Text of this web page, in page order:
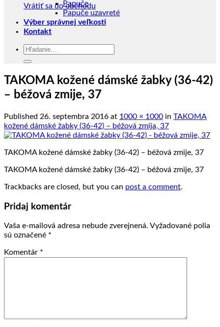
Vrátiť sa do obchodu
Papuče
Papuče uzavreté
Výber správnej veľkosti
Kontakt
Hľadať:
TAKOMA kožené dámské žabky (36-42)
– béžová zmije, 37
Published 26. septembra 2016 at 1000 × 1000 in TAKOMA
kožené dámské žabky (36-42) – béžová zmija, 37
TAKOMA kožené dámské žabky (36-42) – béžová zmije, 37
TAKOMA kožené dámské žabky (36-42) – béžová zmije, 37
Trackbacks are closed, but you can post a comment.
Pridaj komentár
Vaša e-mailová adresa nebude zverejnená. Vyžadované polia
sú označené *
Komentár *